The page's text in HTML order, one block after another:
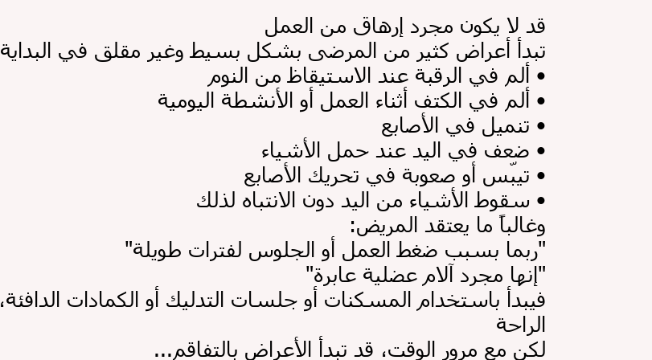
قد لا يكون مجرد إرهاق من العمل
...تبدأ أعراض كثير من المرضى بشكل بسيط وغير مقلق في البداية
•
•
•
•
•
•
:وغالباً ما يعتقد المريض
"ربما بسبب ضغط العمل أو الجلوس لفترات طويلة"
"إنها مجرد آلام عضلية عابرة"
الراحة
...لكن مع مرور الوقت، قد تبدأ الأعراض بالتفاقم